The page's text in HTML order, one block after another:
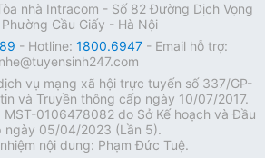
nhà Intracom - Số 82 Đường Dịch Vọng
Cầu Giấy - Hà Nội
- Hotline: 1800.6947- Email hỗ trợ:
vụ mạng xã hội trực tuyến số 337/GP-
và Truyền thông cấp ngày 10/07/2017.
MST-0106478082 do Sở Kế hoạch và Đầu
ngày 05/04/2023 (Lần 5).
nội dung: Phạm Đức Tuệ.